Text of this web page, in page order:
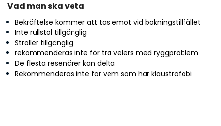
Vad man ska veta
Bekräftelse kommer att tas emot vid bokningstillfället
Inte rullstol tillgänglig
Stroller tillgänglig
rekommenderas inte för tra velers med ryggproblem
De flesta resenärer kan delta
Rekommenderas inte för vem som har klaustrofobi